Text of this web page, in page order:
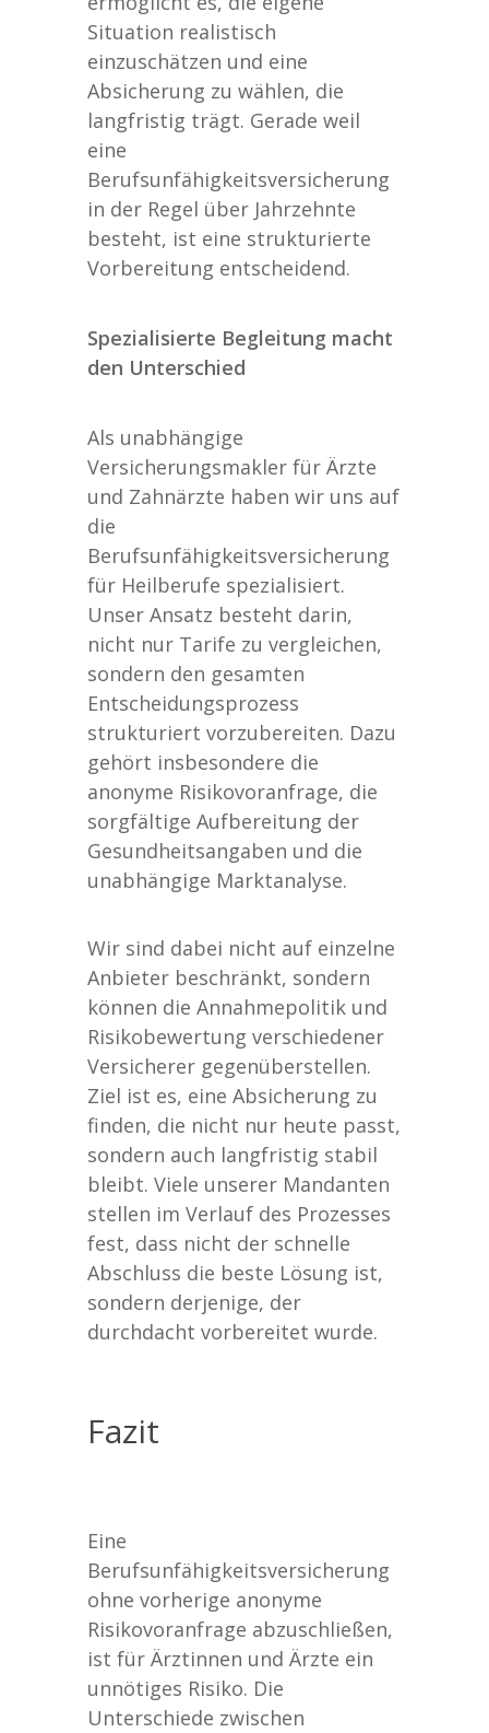
Situation realistisch
einzuschätzen und eine
Absicherung zu wählen, die
langfristig trägt. Gerade weil
eine
Berufsunfähigkeitsversicherung
in der Regel über Jahrzehnte
besteht, ist eine strukturierte
Vorbereitung entscheidend.
Spezialisierte Begleitung macht
den Unterschied
Als unabhängige
Versicherungsmakler für Ärzte
und Zahnärzte haben wir uns auf
die
Berufsunfähigkeitsversicherung
für Heilberufe spezialisiert.
Unser Ansatz besteht darin,
nicht nur Tarife zu vergleichen,
sondern den gesamten
Entscheidungsprozess
strukturiert vorzubereiten. Dazu
gehört insbesondere die
anonyme Risikovoranfrage, die
sorgfältige Aufbereitung der
Gesundheitsangaben und die
unabhängige Marktanalyse.
Wir sind dabei nicht auf einzelne
Anbieter beschränkt, sondern
können die Annahmepolitik und
Risikobewertung verschiedener
Versicherer gegenüberstellen.
Ziel ist es, eine Absicherung zu
finden, die nicht nur heute passt,
sondern auch langfristig stabil
bleibt. Viele unserer Mandanten
stellen im Verlauf des Prozesses
fest, dass nicht der schnelle
Abschluss die beste Lösung ist,
sondern derjenige, der
durchdacht vorbereitet wurde.
Fazit
Eine
Berufsunfähigkeitsversicherung
ohne vorherige anonyme
Risikovoranfrage abzuschließen,
ist für Ärztinnen und Ärzte ein
unnötiges Risiko. Die
Unterschiede zwischen